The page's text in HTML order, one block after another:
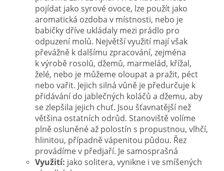
pojídat jako syrové ovoce, lze použít jako
aromatická ozdoba v místnosti, nebo je
babičky dříve ukládaly mezi prádlo pro
odpuzení molů. Největší využití mají však
převážně k dalšímu zpracování, zejména
k výrobě rosolů, džemů, marmelád, křížal,
želé, nebo je můžeme oloupat a pražit, péct
nebo vařit. Jejich silná vůně je předurčuje k
přidávání do jablečných koláčů a džemu, aby
se zlepšila jejich chuť. Jsou šťavnatější než
většina ostatních odrůd. Stanoviště volíme
plně osluněné až polostín s propustnou, vlhčí,
hlinitou, případně vápenitou půdou. Řez
provádíme v předjaří. Je samosprašná
Využití: jako solitera, vynikne i ve smíšených